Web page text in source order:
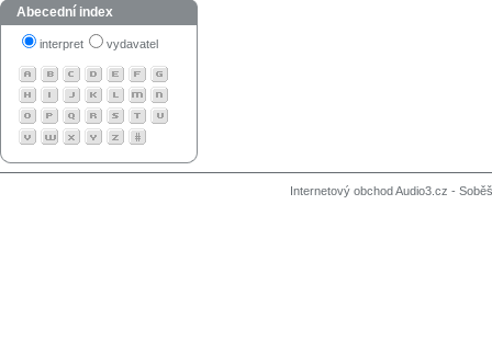
Abecední index
interpret vydavatel
Internetový obchod Audio3.cz -